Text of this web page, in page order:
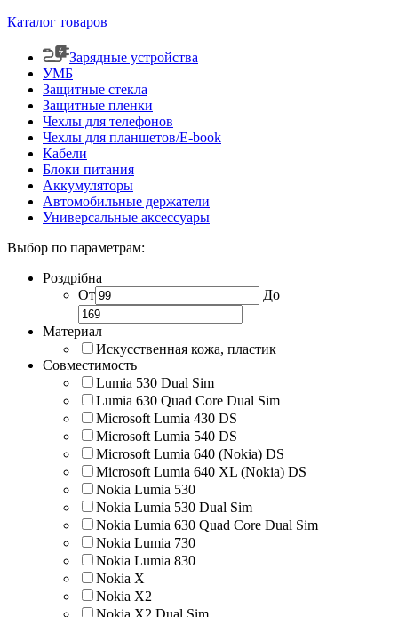
Каталог товаров
Зарядные устройства
УМБ
Защитные стекла
Защитные пленки
Чехлы для телефонов
Чехлы для планшетов/E-book
Кабели
Блоки питания
Аккумуляторы
Автомобильные держатели
Универсальные аксессуары
Выбор по параметрам:
Роздрібна
От
До
Материал
Искусственная кожа, пластик
Совместимость
Lumia 530 Dual Sim
Lumia 630 Quad Core Dual Sim
Microsoft Lumia 430 DS
Microsoft Lumia 540 DS
Microsoft Lumia 640 (Nokia) DS
Microsoft Lumia 640 XL (Nokia) DS
Nokia Lumia 530
Nokia Lumia 530 Dual Sim
Nokia Lumia 630 Quad Core Dual Sim
Nokia Lumia 730
Nokia Lumia 830
Nokia X
Nokia X2
Nokia X2 Dual Sim